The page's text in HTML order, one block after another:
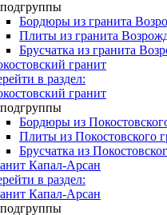
Бордюры из гранита
Плиты из гранита
Брусчатка из гранита
гранит
в раздел:
гранит
Бордюры из
Плиты из Покостовского
Брусчатка из
Капал-Арсан
в раздел:
Капал-Арсан